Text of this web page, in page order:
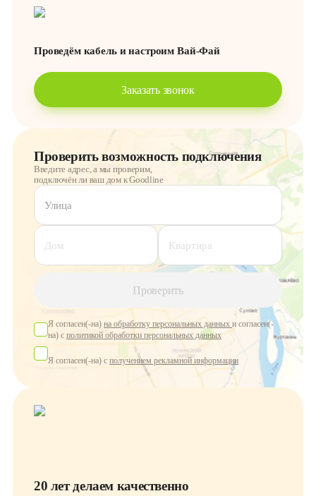
Проведём кабель и настроим Вай-Фай
Заказать звонок
Проверить возможность подключения
Введите адрес, а мы проверим,
подключён ли ваш дом к Goodline
Улица
Дом Квартира
Проверить
Я согласен(-на) на обработку персональных данных и согласен(-
на) с политикой обработки персональных данных
Я согласен(-на) с получением рекламной информации
20 лет делаем качественно